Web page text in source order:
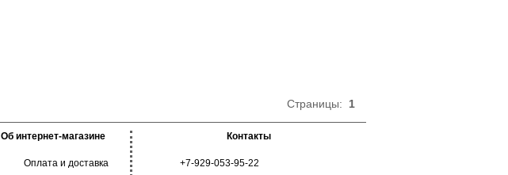
Страницы: 1
Об интернет-магазине
Оплата и доставка
Контакты
+7-929-053-95-22